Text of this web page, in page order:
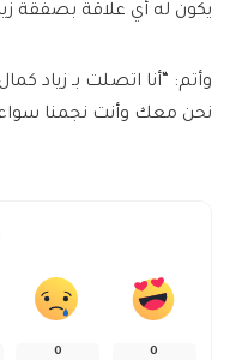
يكون له أي علاقة بصفقة
وأتم: “أنا اتصلت بـ زياد
نحن معك وأنت نجمنا سواء
0
0